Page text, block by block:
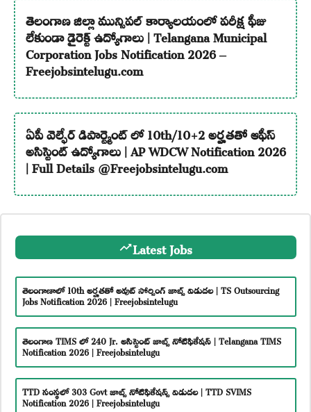
తెలంగాణ జిల్లా మున్సిపల్ కార్యాలయంలో పరీక్ష ఫీజు
లేకుండా డైరెక్ట్ ఉద్యోగాలు | Telangana Municipal
Corporation Jobs Notification 2026 –
Freejobsintelugu.com
ఏపీ వెల్ఫేర్ డిపార్ట్మెంట్ లో 10th/10+2 అర్హతతో ఆఫీస్
అసిస్టెంట్ ఉద్యోగాలు | AP WDCW Notification 2026
| Full Details @Freejobsintelugu.com
Latest Jobs
తెలంగాణాలో 10th అర్హతతో అవుట్ సోర్సింగ్ జాబ్స్ విడుదల | TS Outsourcing
Jobs Notification 2026 | Freejobsintelugu
తెలంగాణ TIMS లో 240 Jr. అసిస్టెంట్ జాబ్స్ నోటిఫికేషన్ | Telangana TIMS
Notification 2026 | Freejobsintelugu
TTD సంస్థలో 303 Govt జాబ్స్ నోటిఫికేషన్స్ విడుదల | TTD SVIMS
Notification 2026 | Freejobsintelugu